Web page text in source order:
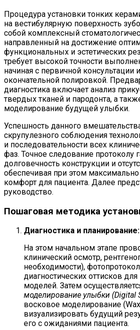
Процедура установки тонких
на вестибулярную поверхность
собой комплексный
направленный на достижение
функциональных и эстетических
требует высокой точности
начиная с первичной консультации
окончательной полировкой.
диагностика включает анализ
твердых тканей и пародонта, а
моделирование будущей улыбки.
Успешность данного
скрупулезного соблюдения
и последовательности всех
фаз. Точное следование протоколу
долговечность конструкции и
обеспечивая при этом
комфорт для пациента. Далее
руководство.
Пошаговая методика
Диагностика и планирование:
На этом начальном этапе
клинический осмотр,
необходимости),
диагностических оттисков
моделей. Затем
моделирование улыбки (Digital
восковое моделирование
визуализировать будущий
его с ожиданиями пациента.